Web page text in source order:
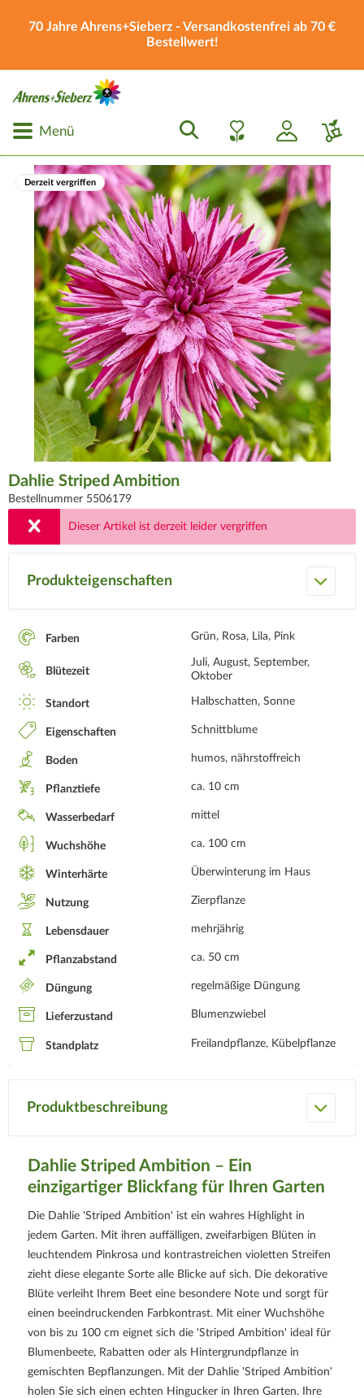
70 Jahre Ahrens+Sieberz - Versandkostenfrei ab 70 €
Bestellwert!
Menü
Derzeit vergriffen
Dahlie Striped Ambition
Bestellnummer 5506179
Dieser Artikel ist derzeit leider vergriffen
Produkteigenschaften
Farben Grün, Rosa, Lila, Pink
Blütezeit
Juli, August, September,
Oktober
Standort Halbschatten, Sonne
Eigenschaften Schnittblume
Boden humos, nährstoffreich
Pflanztiefe ca. 10 cm
Wasserbedarf mittel
Wuchshöhe ca. 100 cm
Winterhärte Überwinterung im Haus
Nutzung Zierpflanze
Lebensdauer mehrjährig
Pflanzabstand ca. 50 cm
Düngung regelmäßige Düngung
Lieferzustand Blumenzwiebel
Standplatz Freilandpflanze, Kübelpflanze
Produktbeschreibung
Dahlie Striped Ambition – Ein
einzigartiger Blickfang für Ihren Garten
Die Dahlie 'Striped Ambition' ist ein wahres Highlight in
jedem Garten. Mit ihren auffälligen, zweifarbigen Blüten in
leuchtendem Pinkrosa und kontrastreichen violetten Streifen
zieht diese elegante Sorte alle Blicke auf sich. Die dekorative
Blüte verleiht Ihrem Beet eine besondere Note und sorgt für
einen beeindruckenden Farbkontrast. Mit einer Wuchshöhe
von bis zu 100 cm eignet sich die 'Striped Ambition' ideal für
Blumenbeete, Rabatten oder als Hintergrundpflanze in
gemischten Bepflanzungen. Mit der Dahlie 'Striped Ambition'
holen Sie sich einen echten Hingucker in Ihren Garten. Ihre